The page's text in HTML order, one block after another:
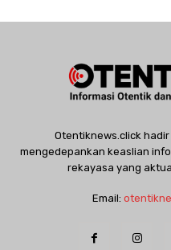
Otentiknews.click
mengedepankan keaslian
rekayasa yang
Email: